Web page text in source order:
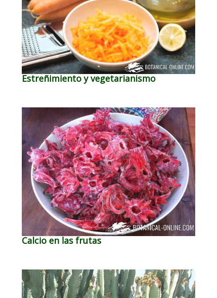
Estreñimiento y vegetarianismo
Calcio en las frutas